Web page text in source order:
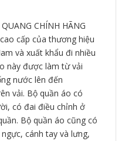
CHÍNH HÃNG
cấp của thương hiệu
và xuất khẩu đi nhiều
này được làm từ vải
nước lên đến
vải. Bộ quần áo có
có đai điều chỉnh ở
Bộ quần áo cũng có
cánh tay và lưng,